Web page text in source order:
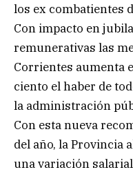
los ex combatientes
Con impacto en
remunerativas las
Corrientes aumenta
ciento el haber de
la administración
Con esta nueva
del año, la Provincia
una variación